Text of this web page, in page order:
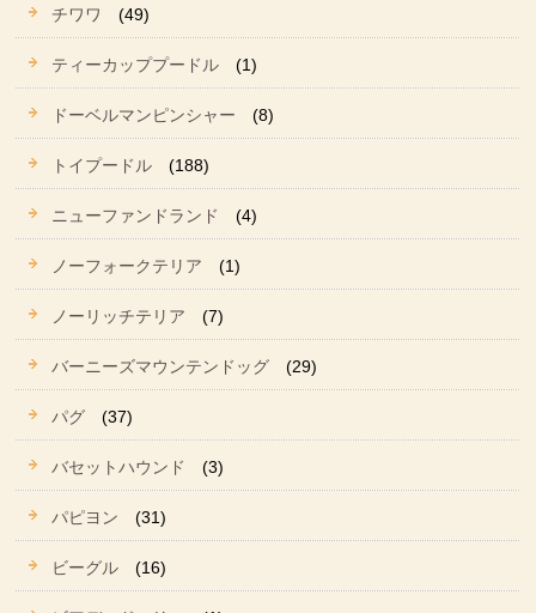
チワワ (49)
ティーカッププードル (1)
ドーベルマンピンシャー (8)
トイプードル (188)
ニューファンドランド (4)
ノーフォークテリア (1)
ノーリッチテリア (7)
バーニーズマウンテンドッグ (29)
パグ (37)
バセットハウンド (3)
パピヨン (31)
ビーグル (16)